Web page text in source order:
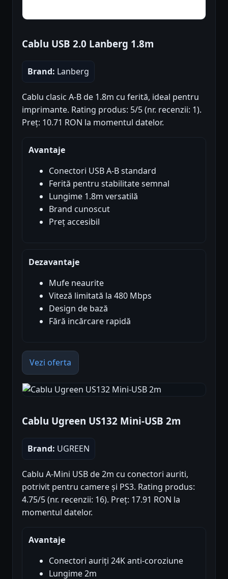
Cablu USB 2.0 Lanberg 1.8m
Brand: Lanberg
Cablu clasic A-B de 1.8m cu ferită, ideal pentru
imprimante. Rating produs: 5/5 (nr. recenzii: 1).
Preț: 10.71 RON la momentul datelor.
Avantaje
Conectori USB A-B standard
Ferită pentru stabilitate semnal
Lungime 1.8m versatilă
Brand cunoscut
Preț accesibil
Dezavantaje
Mufe neaurite
Viteză limitată la 480 Mbps
Design de bază
Fără incărcare rapidă
Vezi oferta
Cablu Ugreen US132 Mini-USB 2m
Brand: UGREEN
Cablu A-Mini USB de 2m cu conectori auriti,
potrivit pentru camere și PS3. Rating produs:
4.75/5 (nr. recenzii: 16). Preț: 17.91 RON la
momentul datelor.
Avantaje
Conectori auriți 24K anti-coroziune
Lungime 2m